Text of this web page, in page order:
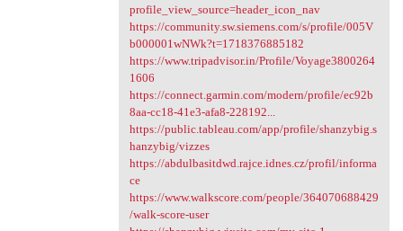
profile_view_source=header_icon_nav
https://community.sw.siemens.com/s/profile/005V
b000001wNWk?t=1718376885182
https://www.tripadvisor.in/Profile/Voyage3800264
1606
https://connect.garmin.com/modern/profile/ec92b
8aa-cc18-41e3-afa8-228192...
https://public.tableau.com/app/profile/shanzybig.s
hanzybig/vizzes
https://abdulbasitdwd.rajce.idnes.cz/profil/informa
ce
https://www.walkscore.com/people/364070688429
/walk-score-user